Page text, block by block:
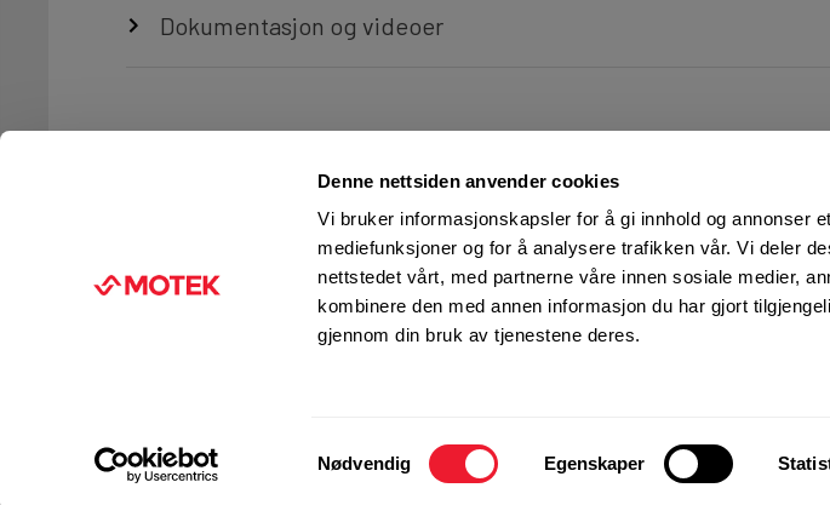
Denne nettsiden anvender cookies
Vi bruker informasjonskapsler for å gi innhold og annonser
mediefunksjoner og for å analysere trafikken vår. Vi deler
nettstedet vårt, med partnerne våre innen sosiale medier,
kombinere den med annen informasjon du har gjort
gjennom din bruk av tjenestene deres.
Samtykkevalg
Nødvendig Egenskaper
Dokumentasjon og videoer
FIRMAINFORMASJON
TJENESTER
Ingeniørtjenester
Management
FØLG OSS PÅ
Facebook